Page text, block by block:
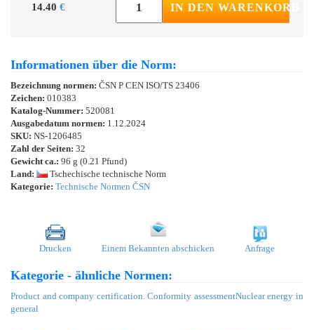
14.40 € IN DEN WARENKORB
Informationen über die Norm:
Bezeichnung normen: ČSN P CEN ISO/TS 23406
Zeichen: 010383
Katalog-Nummer: 520081
Ausgabedatum normen: 1.12.2024
SKU: NS-1206485
Zahl der Seiten: 32
Gewicht ca.: 96 g (0.21 Pfund)
Land:
Tschechische technische Norm
Kategorie: Technische Normen ČSN
Drucken Einem Bekannten abschicken Anfrage
Kategorie - ähnliche Normen:
Product and company certification. Conformity assessmentNuclear energy in
general